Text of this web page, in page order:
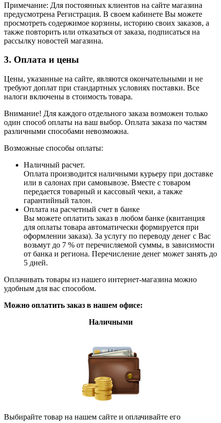
Примечание: Для постоянных клиентов на сайте магазина
предусмотрена Регистрация. В своем кабинете Вы можете
просмотреть содержимое корзины, историю своих заказов, а
также повторить или отказаться от заказа, подписаться на
рассылку новостей магазина.
3. Оплата и цены
Цены, указанные на сайте, являются окончательными и не
требуют доплат при стандартных условиях поставки. Все
налоги включены в стоимость товара.
Внимание! Для каждого отдельного заказа возможен только
один способ оплаты на ваш выбор. Оплата заказа по частям
различными способами невозможна.
Возможные способы оплаты:
Наличный расчет.
Оплата производится наличными курьеру при доставке
или в салонах при самовывозе. Вместе с товаром
передается товарный и кассовый чеки, а также
гарантийный талон.
Оплата на расчетный счет в банке
Вы можете оплатить заказ в любом банке (квитанция
для оплаты товара автоматически формируется при
оформлении заказа). За услугу по переводу денег с Вас
возьмут до 7 % от перечисляемой суммы, в зависимости
от банка и региона. Перечисление денег может занять до
5 дней.
Оплачивать товары из нашего интернет-магазина можно
удобным для вас способом.
Можно оплатить заказ в нашем офисе:
Наличными
Выбирайте товар на нашем сайте и оплачивайте его